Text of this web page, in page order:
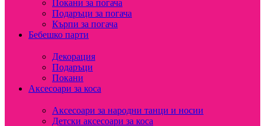
Покани за погача
Подаръци за погача
Кърпи за погача
Бебешко парти
Декорация
Подаръци
Покани
Аксесоари за коса
Аксесоари за народни танци и носии
Детски аксесоари за коса